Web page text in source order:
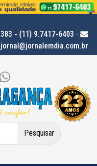
- (11) 9.7417-6403 -
jornal@jornalemdia.com.br